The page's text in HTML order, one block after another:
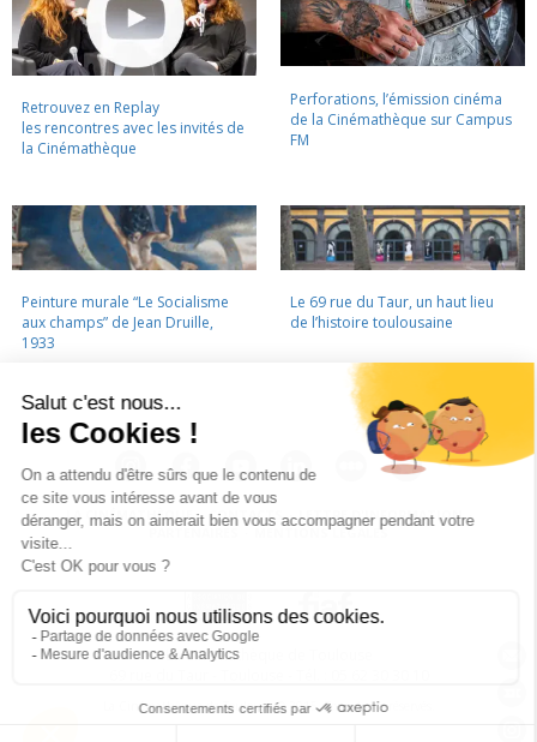
Retrouvez en Replay
les rencontres avec les invités de
la Cinémathèque
Perforations, l’émission cinéma
de la Cinémathèque sur Campus
FM
Peinture murale “Le Socialisme
aux champs” de Jean Druille,
1933
Le 69 rue du Taur, un haut lieu
de l’histoire toulousaine
LA CINÉMATHÈQUE · CONTACTS · LETTRE D'INFORMATION ·
PARTENAIRES · MENTIONS LÉGALES
La Cinémathèque de Toulouse
La Cinémathèque de Toulouse © 2015. Tous droits réservés.